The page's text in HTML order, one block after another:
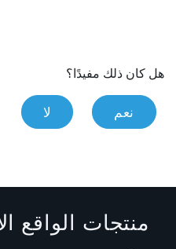
هل كان ذلك مفيدًا؟
نعم لا
منتجات الواقع